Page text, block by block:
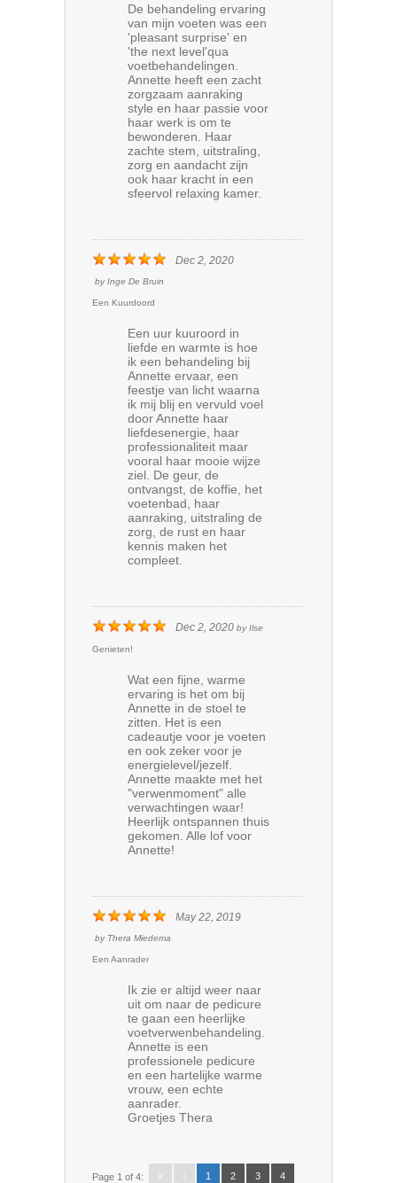
De behandeling ervaring
van mijn voeten was een
'pleasant surprise' en
'the next level'qua
voetbehandelingen.
Annette heeft een zacht
zorgzaam aanraking
style en haar passie voor
haar werk is om te
bewonderen. Haar
zachte stem, uitstraling,
zorg en aandacht zijn
ook haar kracht in een
sfeervol relaxing kamer.
Dec 2, 2020
byInge De Bruin
Een Kuurdoord
Een uur kuuroord in
liefde en warmte is hoe
ik een behandeling bij
Annette ervaar, een
feestje van licht waarna
ik mij blij en vervuld voel
door Annette haar
liefdesenergie, haar
professionaliteit maar
vooral haar mooie wijze
ziel. De geur, de
ontvangst, de koffie, het
voetenbad, haar
aanraking, uitstraling de
zorg, de rust en haar
kennis maken het
compleet.
Dec 2, 2020 byIlse
Genieten!
Wat een fijne, warme
ervaring is het om bij
Annette in de stoel te
zitten. Het is een
cadeautje voor je voeten
en ook zeker voor je
energielevel/jezelf.
Annette maakte met het
"verwenmoment" alle
verwachtingen waar!
Heerlijk ontspannen thuis
gekomen. Alle lof voor
Annette!
May 22, 2019
by Thera Miedema
Een Aanrader
Ik zie er altijd weer naar
uit om naar de pedicure
te gaan een heerlijke
voetverwenbehandeling.
Annette is een
professionele pedicure
en een hartelijke warme
vrouw, een echte
aanrader.
Groetjes Thera
Page 1 of 4: « ‹ 1 2 3 4